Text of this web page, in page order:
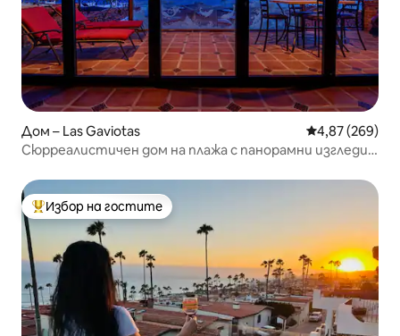
Дом – Las Gaviotas Средна
4,87 (269)
Сюрреалистичен дом на плажа с панорамни изгледи
Най-популярен избор на гостите
Избор на гостите